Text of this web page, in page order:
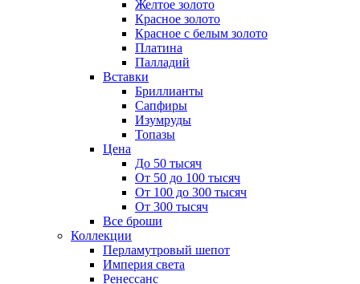
Желтое золото
Красное золото
Красное с белым золото
Платина
Палладий
Вставки
Бриллианты
Сапфиры
Изумруды
Топазы
Цена
До 50 тысяч
От 50 до 100 тысяч
От 100 до 300 тысяч
От 300 тысяч
Все броши
Коллекции
Перламутровый шепот
Империя света
Ренессанс